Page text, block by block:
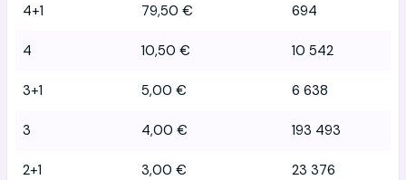
4+1 79,50 € 694
4 10,50 € 10 542
3+1 5,00 € 6 638
3 4,00 € 193 493
2+1 3,00 € 23 376